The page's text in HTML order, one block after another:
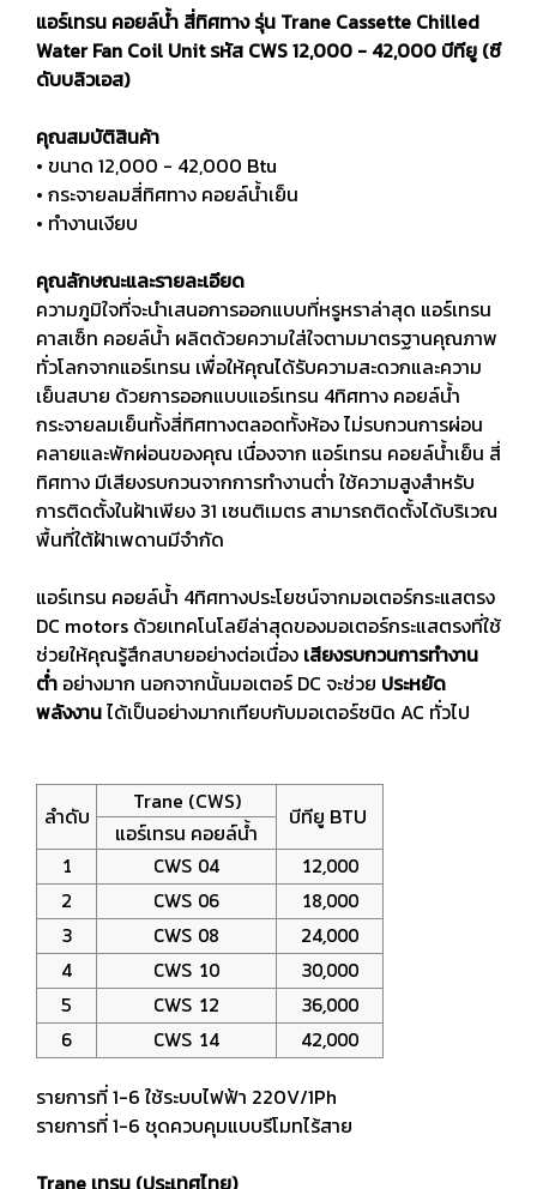
แอร์เทรน คอยล์น้ำ สี่ทิศทางรุ่น Trane Cassette Chilled
Water Fan Coil Unit รหัส CWS 12,000 - 42,000 บีทียู (ซี
ดับบลิวเอส)
คุณสมบัติสินค้า
• ขนาด 12,000 - 42,000 Btu
• กระจายลมสี่ทิศทาง คอยล์นํ้าเย็น
• ทำงานเงียบ
คุณลักษณะและรายละเอียด
ความภูมิใจที่จะนำเสนอการออกแบบที่หรูหราล่าสุด แอร์เทรน
คาสเซ็ท คอยล์น้ำ ผลิตด้วยความใส่ใจตามมาตรฐานคุณภาพ
ทั่วโลกจากแอร์เทรน เพื่อให้คุณได้รับความสะดวกและความ
เย็นสบาย ด้วยการออกแบบแอร์เทรน 4ทิศทาง คอยล์น้ำ
กระจายลมเย็นทั้งสี่ทิศทางตลอดทั้งห้องไม่รบกวนการผ่อน
คลายและพักผ่อนของคุณ เนื่องจาก แอร์เทรน คอยล์นํ้าเย็น สี่
ทิศทาง มีเสียงรบกวนจากการทำงานตํ่า ใช้ความสูงสำหรับ
การติดตั้งในฝ้าเพียง 31 เซนติเมตร สามารถติดตั้งได้บริเวณ
พื้นที่ใต้ฝ้าเพดานมีจำกัด
แอร์เทรน คอยล์นํ้า 4ทิศทางประโยชน์จากมอเตอร์กระแสตรง
DC motors ด้วยเทคโนโลยีล่าสุดของมอเตอร์กระแสตรงที่ใช้
ช่วยให้คุณรู้สึกสบายอย่างต่อเนื่อง เสียงรบกวนการทำงาน
ต่ำ อย่างมาก นอกจากนั้นมอเตอร์ DC จะช่วย ประหยัด
พลังงานได้เป็นอย่างมากเทียบกับมอเตอร์ชนิด AC ทั่วไป
ลำดับ
Trane (CWS)
บีทียู BTU
แอร์เทรน คอยล์นํ้า
1 CWS 04
12,000
2
CWS 06
18,000
3
CWS 08
24,000
4
CWS 10
30,000
5
CWS 12
36,000
6
CWS 14 42,000
รายการที่ 1-6 ใช้ระบบไฟฟ้า 220V/1Ph
รายการที่ 1-6 ชุดควบคุมแบบรีโมทไร้สาย
Trane เทรน (ประเทศไทย)